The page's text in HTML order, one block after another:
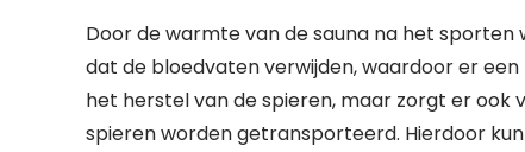
Door de warmte van de sauna na het
dat de bloedvaten verwijden, waardoor er
het herstel van de spieren, maar zorgt er
spieren worden getransporteerd. Hierdoor